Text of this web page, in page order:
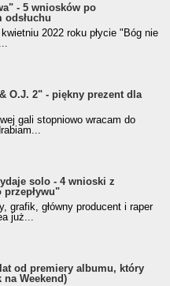
- 5 wniosków po
odsłuchu
2022 roku płycie "Bóg nie
O.J. 2" - piękny prezent dla
gali stopniowo wracam do
solo - 4 wnioski z
przepływu"
grafik, główny producent i raper
już...
od premiery albumu, który
na Weekend)